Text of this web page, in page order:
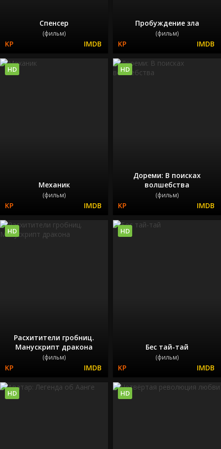
Спенсер
(фильм)
Пробуждение зла
(фильм)
Механик
(фильм)
HD
Дореми: В поисках
волшебства
(фильм)
HD
Расхитители гробниц.
Манускрипт дракона
(фильм)
HD
Бес тай-тай
(фильм)
HD
HD HD